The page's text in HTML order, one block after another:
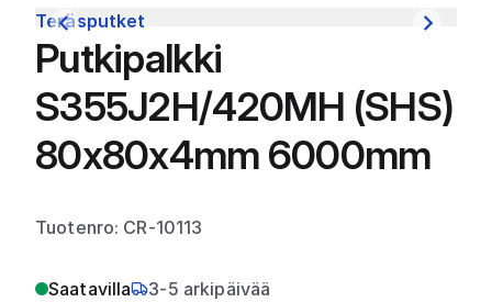
Teräsputket
Putkipalkki
S355J2H/420MH (SHS)
80x80x4mm 6000mm
Tuotenro: CR-10113
Saatavilla 3-5 arkipäivää